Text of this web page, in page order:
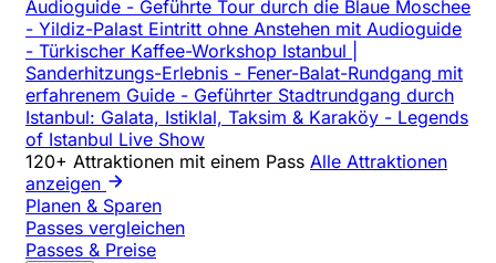
Audioguide - Geführte Tour durch die Blaue Moschee
- Yildiz-Palast Eintritt ohne Anstehen mit Audioguide
- Türkischer Kaffee-Workshop Istanbul |
Sanderhitzungs-Erlebnis - Fener-Balat-Rundgang mit
erfahrenem Guide - Geführter Stadtrundgang durch
Istanbul: Galata, Istiklal, Taksim & Karaköy - Legends
of Istanbul Live Show
120+ Attraktionen mit einem Pass Alle Attraktionen
anzeigen
Planen & Sparen
Passes vergleichen
Passes & Preise